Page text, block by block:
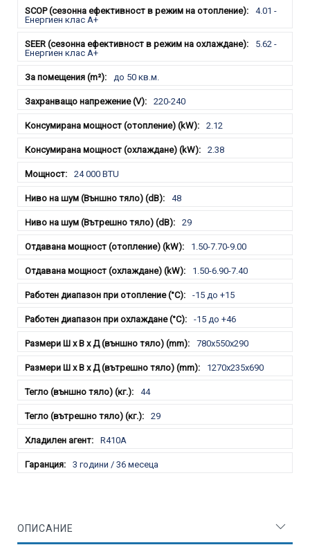
4.01 -
Енергиен клас А+
5.62 -
Енергиен клас A+
до 50 кв.м.
220-240
2.12
2.38
24 000 BTU
48
29
1.50-7.70-9.00
1.50-6.90-7.40
-15 до +15
-15 до +46
780x550x290
1270x235x690
44
29
R410A
3 години / 36 месеца
ОПИСАНИЕ